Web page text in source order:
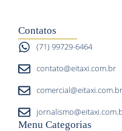
m
Contatos
(71) 99729-6464
contato@eitaxi.com.br
comercial@eitaxi.com.br
Menu Categorias